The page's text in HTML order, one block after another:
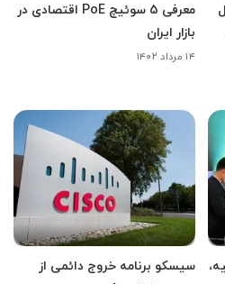
معرفی 5 سوئیچ PoE اقتصادی در
بازار ایران
۱۴ مرداد ۱۴۰۲
سیسکو برنامه خروج دائمی از